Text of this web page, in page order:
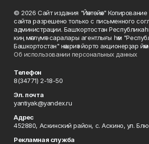
© 2026 Сайт издания "Йәнтөйәк"
сайта разрешено только с письменного
администрации. Башҡортостан
киң мәғлүмәт саралары агентлығы һәм
Башкортостан" нәшриәт йорто акционерҙар
Об использовании персональных данных
Телефон
8(34771) 2-18-50
Эл. почта
yantiyak@yandex.ru
Адрес
452880, Аскинский район, с. Аскино, ул.
Рекламная служба